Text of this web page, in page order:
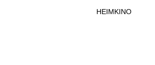
HEIMKINO